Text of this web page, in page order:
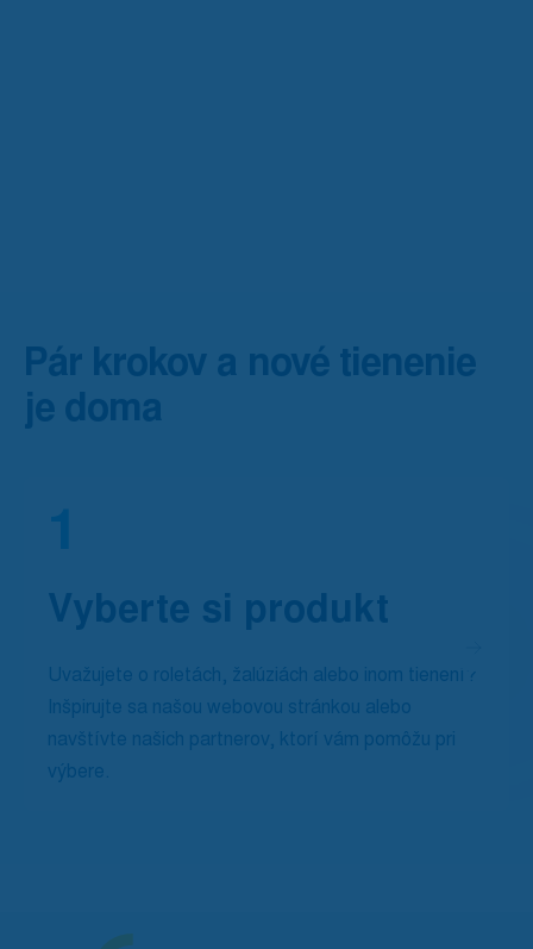
Pár krokov a nové tienenie
je doma
1
Vyberte si produkt
Uvažujete o roletách, žalúziách alebo inom tienení?
Inšpirujte sa našou webovou stránkou alebo
navštívte našich partnerov, ktorí vám pomôžu pri
výbere.